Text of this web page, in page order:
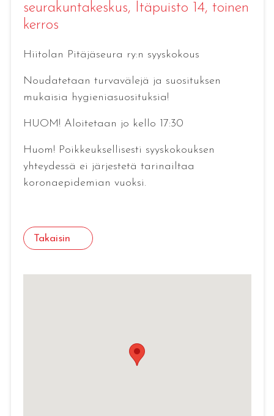
seurakuntakeskus, Itäpuisto 14, toinen
kerros
Hiitolan Pitäjäseura ry:n syyskokous
Noudatetaan turvavälejä ja suosituksen
mukaisia hygieniasuosituksia!
HUOM! Aloitetaan jo kello 17:30
Huom! Poikkeuksellisesti syyskokouksen
yhteydessä ei järjestetä tarinailtaa
koronaepidemian vuoksi.
Takaisin